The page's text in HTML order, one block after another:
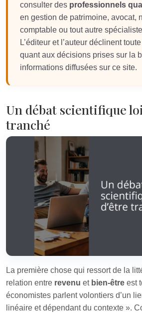
consulter des professionnels
en gestion de patrimoine, avocat,
comptable ou tout autre
L’éditeur et l’auteur déclinent
quant aux décisions prises sur la
informations diffusées sur ce site.
Un débat scientifique
tranché
La première chose qui ressort de la
relation entre revenu et bien‑être est
économistes parlent volontiers d’un
linéaire et dépendant du contexte ».